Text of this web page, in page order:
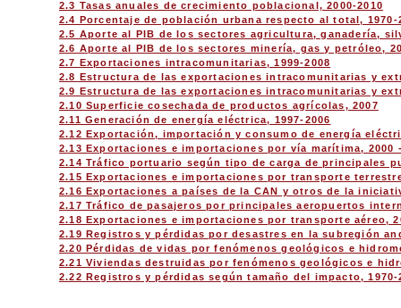
2.3 Tasas anuales de crecimiento poblacional, 2000-2010
2.4 Porcentaje de población urbana respecto al total, 1970-
2.5 Aporte al PIB de los sectores agricultura, ganadería,
2.6 Aporte al PIB de los sectores minería, gas y petróleo,
2.7 Exportaciones intracomunitarias, 1999-2008
2.8 Estructura de las exportaciones intracomunitarias y
2.9 Estructura de las exportaciones intracomunitarias y
2.10 Superficie cosechada de productos agrícolas, 2007
2.11 Generación de energía eléctrica, 1997-2006
2.12 Exportación, importación y consumo de energía
2.13 Exportaciones e importaciones por vía marítima, 2000
2.14 Tráfico portuario según tipo de carga de principales
2.15 Exportaciones e importaciones por transporte
2.16 Exportaciones a países de la CAN y otros de la
2.17 Tráfico de pasajeros por principales aeropuertos
2.18 Exportaciones e importaciones por transporte aéreo,
2.19 Registros y pérdidas por desastres en la subregión
2.20 Pérdidas de vidas por fenómenos geológicos e
2.21 Viviendas destruidas por fenómenos geológicos e
2.22 Registros y pérdidas según tamaño del impacto, 1970-